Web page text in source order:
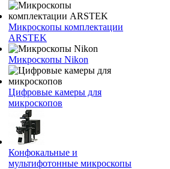
Микроскопы комплектации
ARSTEK
Микроскопы Nikon
Цифровые камеры для
микроскопов
Конфокальные и
мультифотонные микроскопы